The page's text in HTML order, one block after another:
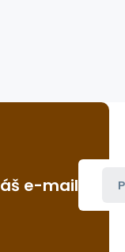
e-mail